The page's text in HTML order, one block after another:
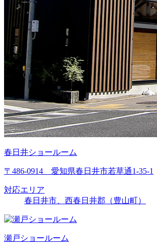
春日井ショールーム
〒486-0914 愛知県春日井市若草通1-35-1
対応エリア
春日井市、西春日井郡（豊山町）
瀬戸ショールーム